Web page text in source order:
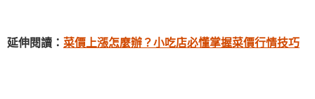
延伸閱讀： 菜價上漲怎麼辦？小吃店必懂掌握菜價行情技巧